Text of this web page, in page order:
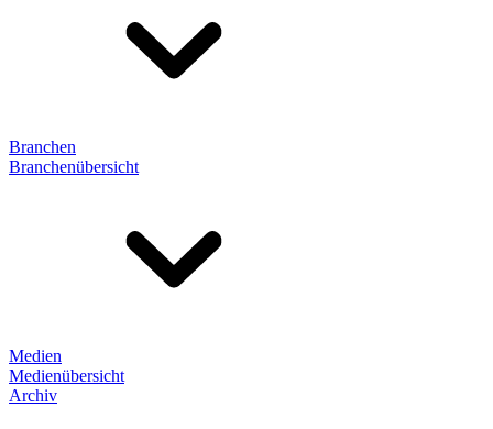
Branchen
Branchenübersicht
Medien
Medienübersicht
Archiv